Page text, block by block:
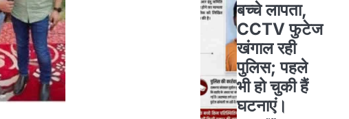
बच्चे लापता,
CCTV फुटेज
खंगाल रही
पुलिस; पहले
भी हो चुकी हैं
घटनाएं।